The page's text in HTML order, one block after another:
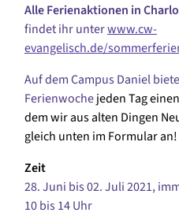
Alle Ferienaktionen in
findet ihr unterwww.cw-
evangelisch.de/
Auf dem Campus Daniel
Ferienwochejeden Tag
dem wir aus alten Dingen
gleich unten im Formular an!
Zeit
28. Juni bis 02. Juli 2021,
10 bis 14 Uhr